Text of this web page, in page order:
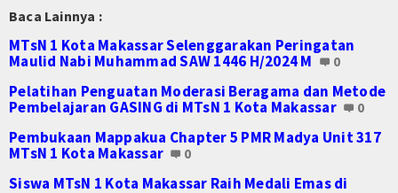
Baca Lainnya :
MTsN 1 Kota Makassar Selenggarakan Peringatan
Maulid Nabi Muhammad SAW 1446 H/2024 M
0
Pelatihan Penguatan Moderasi Beragama dan Metode
Pembelajaran GASING di MTsN 1 Kota Makassar
0
Pembukaan Mappakua Chapter 5 PMR Madya Unit 317
MTsN 1 Kota Makassar
0
Siswa MTsN 1 Kota Makassar Raih Medali Emas di